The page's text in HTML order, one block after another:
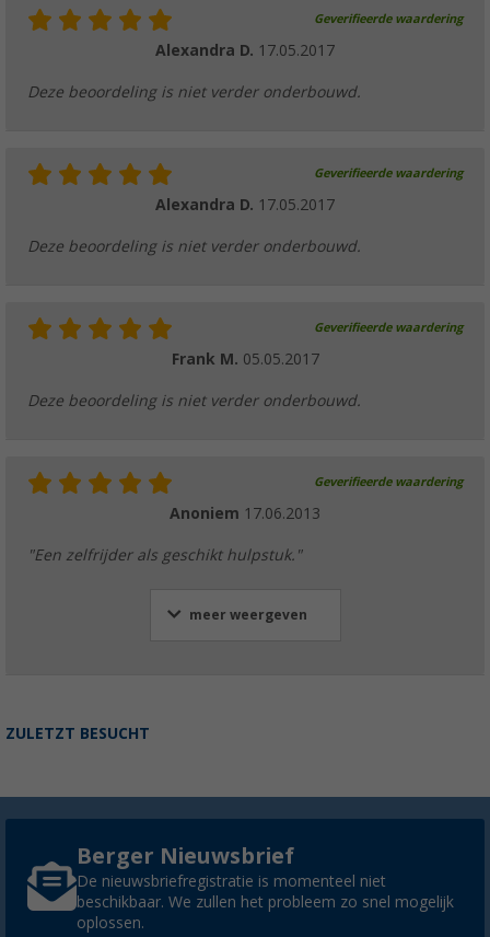
Geverifieerde waardering
Alexandra D. 17.05.2017
Deze beoordeling is niet verder onderbouwd.
Geverifieerde waardering
Alexandra D. 17.05.2017
Deze beoordeling is niet verder onderbouwd.
Geverifieerde waardering
Frank M. 05.05.2017
Deze beoordeling is niet verder onderbouwd.
Geverifieerde waardering
Anoniem 17.06.2013
"Een zelfrijder als geschikt hulpstuk."
meer weergeven
ZULETZT BESUCHT
Berger Nieuwsbrief
De nieuwsbriefregistratie is momenteel niet
beschikbaar. We zullen het probleem zo snel mogelijk
oplossen.